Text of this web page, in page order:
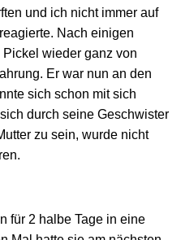
und ich nicht immer auf
Nach einigen
wieder ganz von
Er war nun an den
sich schon mit sich
durch seine Geschwister
zu sein, wurde nicht
für 2 halbe Tage in eine